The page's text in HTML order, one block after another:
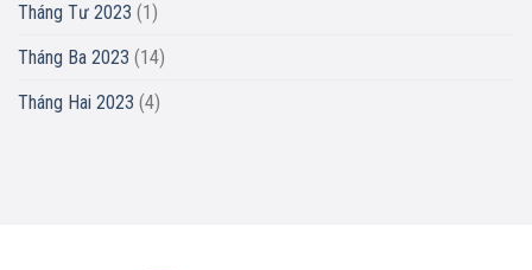
Tháng Tư 2023 (1)
Tháng Ba 2023 (14)
Tháng Hai 2023 (4)